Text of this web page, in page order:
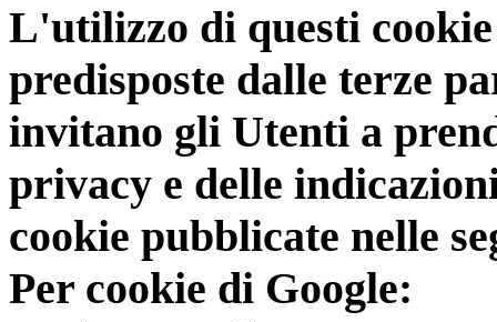
L'utilizzo di questi
predisposte dalle terze
invitano gli Utenti a
privacy e delle
cookie pubblicate nelle
Per cookie di Google: